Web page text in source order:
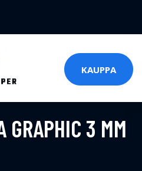
KAUPPA
GRAPHIC 3 MM